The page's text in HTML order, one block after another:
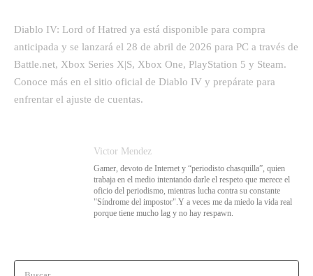
Diablo IV: Lord of Hatred ya está disponible para compra
anticipada y se lanzará el 28 de abril de 2026 para PC a través de
Battle.net, Xbox Series X|S, Xbox One, PlayStation 5 y Steam.
Conoce más en el sitio oficial de Diablo IV y prepárate para
enfrentar el ajuste de cuentas.
Victor Mendez
Gamer, devoto de Internet y “periodisto chasquilla”, quien
trabaja en el medio intentando darle el respeto que merece el
oficio del periodismo, mientras lucha contra su constante
"Síndrome del impostor".Y a veces me da miedo la vida real
porque tiene mucho lag y no hay respawn.